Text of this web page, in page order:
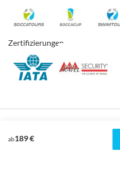
ab189 €
Zertifizierungen